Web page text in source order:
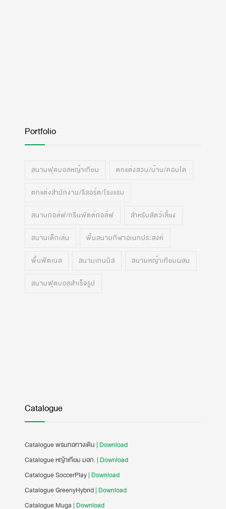
Portfolio
สนามฟุตบอลหญ้าเทียม ตกแต่งสวน/บ้าน/คอนโด
ตกแต่งสำนักงาน/รีสอร์ต/โรงแรม
สนามกอล์ฟ/กรีนพัตต์กอล์ฟ สำหรับสัตว์เลี้ยง
สนามเด็กเล่น พื้นสนามกีฬาอเนกประสงค์
พื้นฟิตเนส สนามเทนนิส สนามหญ้าเทียมผสม
สนามฟุตบอลสำเร็จรูป
Catalogue
Catalogue พรมทอทางเดิน | Download
Catalogue หญ้าเทียม มอก.| Download
Catalogue SoccerPlay| Download
Catalogue GreenyHybrid| Download
Catalogue Muga | Download